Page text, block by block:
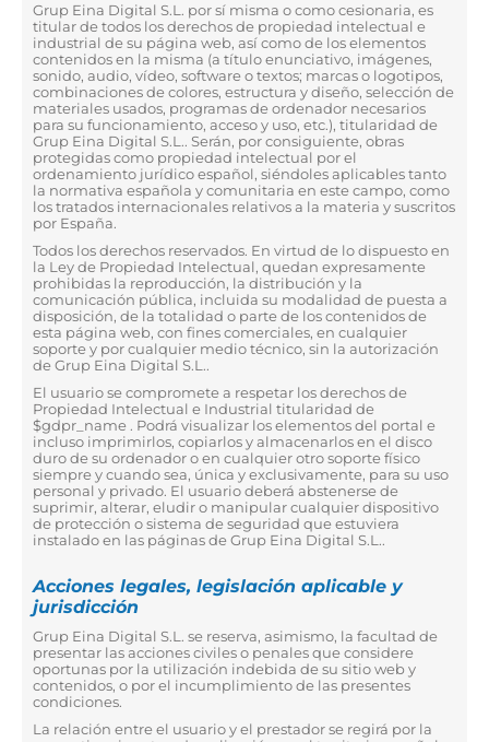
Grup Eina Digital S.L. por sí misma o como cesionaria, es
titular de todos los derechos de propiedad intelectual e
industrial de su página web, así como de los elementos
contenidos en la misma (a título enunciativo, imágenes,
sonido, audio, vídeo, software o textos; marcas o logotipos,
combinaciones de colores, estructura y diseño, selección de
materiales usados, programas de ordenador necesarios
para su funcionamiento, acceso y uso, etc.), titularidad de
Grup Eina Digital S.L.. Serán, por consiguiente, obras
protegidas como propiedad intelectual por el
ordenamiento jurídico español, siéndoles aplicables tanto
la normativa española y comunitaria en este campo, como
los tratados internacionales relativos a la materia y suscritos
por España.
Todos los derechos reservados. En virtud de lo dispuesto en
la Ley de Propiedad Intelectual, quedan expresamente
prohibidas la reproducción, la distribución y la
comunicación pública, incluida su modalidad de puesta a
disposición, de la totalidad o parte de los contenidos de
esta página web, con fines comerciales, en cualquier
soporte y por cualquier medio técnico, sin la autorización
de Grup Eina Digital S.L..
El usuario se compromete a respetar los derechos de
Propiedad Intelectual e Industrial titularidad de
$gdpr_name . Podrá visualizar los elementos del portal e
incluso imprimirlos, copiarlos y almacenarlos en el disco
duro de su ordenador o en cualquier otro soporte físico
siempre y cuando sea, única y exclusivamente, para su uso
personal y privado. El usuario deberá abstenerse de
suprimir, alterar, eludir o manipular cualquier dispositivo
de protección o sistema de seguridad que estuviera
instalado en las páginas de Grup Eina Digital S.L..
Acciones legales, legislación aplicable y
jurisdicción
Grup Eina Digital S.L. se reserva, asimismo, la facultad de
presentar las acciones civiles o penales que considere
oportunas por la utilización indebida de su sitio web y
contenidos, o por el incumplimiento de las presentes
condiciones.
La relación entre el usuario y el prestador se regirá por la